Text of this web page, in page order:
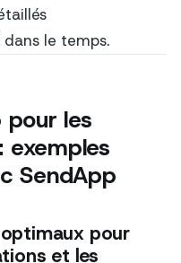
le temps.
les
exemples
SendApp
pour
et les